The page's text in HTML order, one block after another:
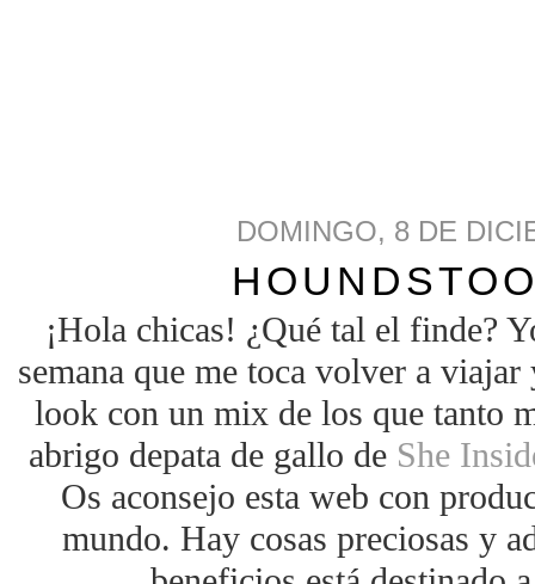
DOMINGO, 8 DE
¡Hola chicas! ¿Qué tal el finde?
semana que me toca volver a
look con un mix de los que tanto
abrigo depata de gallo de She
Os aconsejo esta web con
mundo. Hay cosas preciosas y